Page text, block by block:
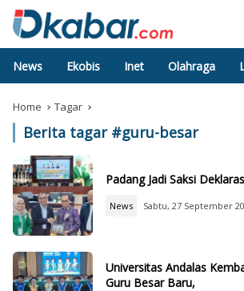
News Ekobis Inet Olahraga
Home Tagar
Berita tagar #guru-besar
Padang Jadi Saksi
News Sabtu, 27 September
Universitas Andalas
Guru Besar Baru,